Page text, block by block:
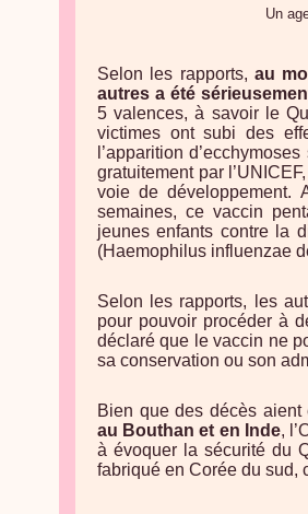
Un
Selon les rapports, au
autres a été
5 valences, à savoir le
victimes ont subi des
l’apparition
gratuitement par
voie de développement.
semaines, ce vaccin
jeunes enfants contre la
(Haemophilus influenzae
Selon les rapports, les
pour pouvoir procéder à
déclaré que le vaccin ne
sa conservation ou son
Bien que des décès aient
au Bouthan et en Inde,
à évoquer la sécurité du
fabriqué en Corée du sud,